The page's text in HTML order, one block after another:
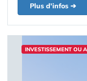
Plus d'infos ➔
INVESTISSEMENT OU